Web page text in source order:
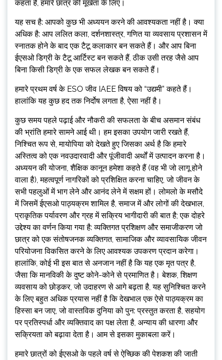
कहता है, हमारे छात्र की मूर्खता के लिए।
यह सच है: आपको कुछ भी अध्ययन करने की आवश्यकता नहीं है। क्या
अधिक है: आप ललित कला, दर्शनशास्त्र, गणित या व्यवसाय प्रशासन में
स्नातक होने के बाद एक टैटू कलाकार बन सकते हैं। और आप बिना
ईएसओ डिग्री के टैटू आर्टिस्ट बन सकते हैं, ठीक उसी तरह जैसे आप
बिना किसी डिग्री के एक सफल लेखक बन सकते हैं।
हमारे प्रथम वर्ष के ESO जीव IAEE विषय को “उद्यमी” कहते हैं।
हालांकि यह कुछ हद तक निर्दोष लगता है, ऐसा नहीं है।
कुछ समय पहले पढ़ाई और नौकरी की सफलता के बीच असमान संबंध
की भ्रांति हमारे सामने आई थी। हम इसका उपयोग जारी रखते हैं,
निश्चित रूप से, मायोपिया को देखते हुए जिसका अर्थ है कि हमारे
अस्तित्व को एक नवउदारवादी और पूंजीवादी अर्थों में उत्पादन करना है।
अध्ययन की योजना, शैक्षिक कानून हमेशा कहते हैं (वह भी जो लागू होने
वाला है), महत्वपूर्ण नागरिकों को प्रशिक्षित करना चाहिए, जो जीवन के
सभी पहलुओं में भाग लेने और आनंद लेने में सक्षम हों। लोमलो के मसौदे
में जिसमें ईएसओ पाठ्यक्रम शामिल है, समाज में और लोगों की देखभाल,
प्राकृतिक पर्यावरण और ग्रह में सक्रिय भागीदारी की बात है; एक दोहरे
उद्देश्य का वर्णन किया गया है: व्यक्तिगत प्रशिक्षण और समाजीकरण जो
छात्र को एक संतोषजनक व्यक्तिगत, सामाजिक और व्यावसायिक जीवन
परियोजना विकसित करने के लिए आवश्यक उपकरण प्रदान करेगा।
हालांकि, कोई भी इस बात से अनजान नहीं है कि यह एक मृत पत्र है,
जैसा कि मानविकी के दुष्ट कोने-कोने से प्रमाणित है। बेशक, शिक्षण
व्यवसाय को छोड़कर, जो उदाहरण से आगे बढ़ता है, यह सुनिश्चित करने
के लिए बहुत अधिक प्रयास नहीं है कि देखभाल एक ऐसे पाठ्यक्रम का
हिस्सा बन जाए, जो वास्तविक दुनिया को पुन: प्रस्तुत करता है, सहयोग
पर प्रतिस्पर्धा और व्यक्तिवाद का पक्ष लेता है, अन्याय की धारणा और
सक्रियता को बढ़ावा देता है। आम से इसका मुकाबला करें।
हमारे छात्रों को ईएसओ के पहले वर्ष से ऐच्छिक की पेशकश की जाती